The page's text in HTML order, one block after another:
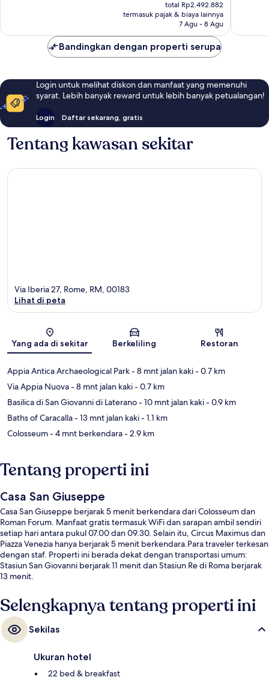
Rp1.983.681
total Rp2.492.882
termasuk pajak & biaya lainnya
7 Agu - 8 Agu
Bandingkan dengan properti serupa
Login untuk melihat diskon dan manfaat yang memenuhi
syarat. Lebih banyak reward untuk lebih banyak petualangan!
Login Daftar sekarang, gratis
Tentang kawasan sekitar
Peta
Via Iberia 27, Rome, RM, 00183
Lihat di peta
Yang ada di sekitar Berkeliling Restoran
Appia Antica Archaeological Park- 8 mnt jalan kaki- 0.7 km
Via Appia Nuova- 8 mnt jalan kaki- 0.7 km
Basilica di San Giovanni di Laterano- 10 mnt jalan kaki- 0.9 km
Baths of Caracalla- 13 mnt jalan kaki- 1.1 km
Colosseum- 4 mnt berkendara- 2.9 km
Tentang properti ini
Casa San Giuseppe
Casa San Giuseppe berjarak 5 menit berkendara dari Colosseum dan
Roman Forum. Manfaat gratis termasuk WiFi dan sarapan ambil sendiri
setiap hari antara pukul 07.00 dan 09.30. Selain itu, Circus Maximus dan
Piazza Venezia hanya berjarak 5 menit berkendara.Para traveler terkesan
dengan staf. Properti ini berada dekat dengan transportasi umum:
Stasiun San Giovanni berjarak 11 menit dan Stasiun Re di Roma berjarak
13 menit.
Selengkapnya tentang properti ini
Sekilas
Ukuran hotel
22 bed & breakfast